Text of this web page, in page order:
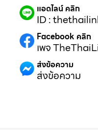
แอดไลน์ คลิก
ID :
Facebook คลิก
เพจ
ส่งข้อความ
ส่งข้อความ